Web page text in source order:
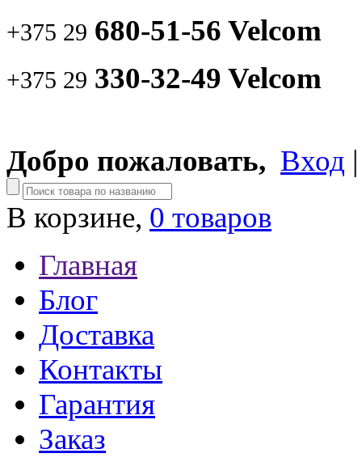
+375 29 680-51-56 Velcom
+375 29 330-32-49 Velcom
Добро пожаловать, Вход
В корзине, 0 товаров
Главная
Блог
Доставка
Контакты
Гарантия
Заказ